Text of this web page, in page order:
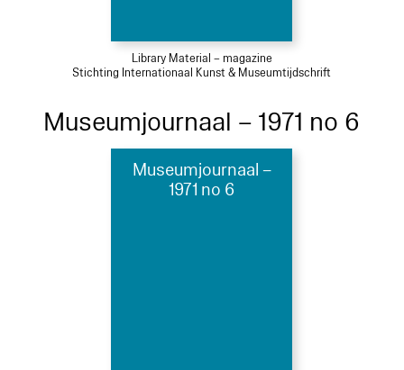
Library Material – magazine
Stichting Internationaal Kunst & Museumtijdschrift
Museumjournaal – 1971 no 6
Museumjournaal –
1971 no 6